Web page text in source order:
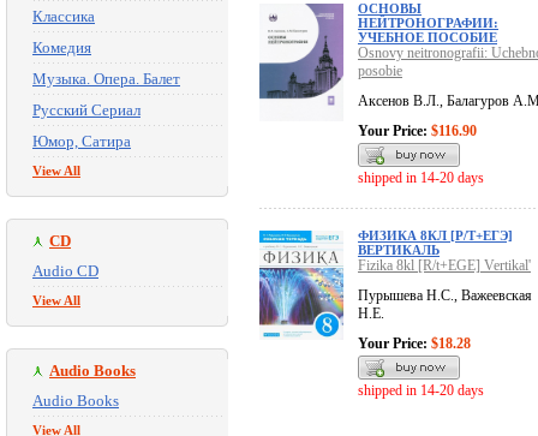
Классика
Комедия
Музыка. Опера. Балет
Русский Сериал
Юмор, Сатира
View All
CD
Audio CD
View All
Audio Books
Audio Books
View All
ОСНОВЫ
НЕЙТРОНОГРАФИИ:
УЧЕБНОЕ ПОСОБИЕ
Osnovy neitronografii:
posobie
Аксенов В.Л., Балагуров
Your Price: $116.90
shipped in 14-20 days
ФИЗИКА 8КЛ [Р/Т+ЕГЭ]
ВЕРТИКАЛЬ
Fizika 8kl [R/t+EGE] Vertikal'
Пурышева Н.С., Важеевская
Н.Е.
Your Price: $18.28
shipped in 14-20 days